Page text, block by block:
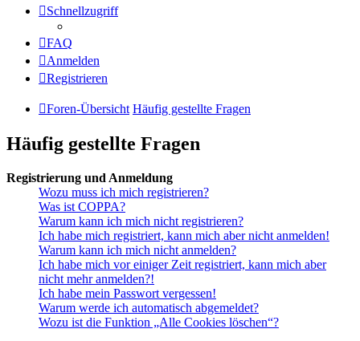
Schnellzugriff
FAQ
Anmelden
Registrieren
Foren-Übersicht Häufig gestellte Fragen
Häufig gestellte Fragen
Registrierung und Anmeldung
Wozu muss ich mich registrieren?
Was ist COPPA?
Warum kann ich mich nicht registrieren?
Ich habe mich registriert, kann mich aber nicht anmelden!
Warum kann ich mich nicht anmelden?
Ich habe mich vor einiger Zeit registriert, kann mich aber
nicht mehr anmelden?!
Ich habe mein Passwort vergessen!
Warum werde ich automatisch abgemeldet?
Wozu ist die Funktion „Alle Cookies löschen“?